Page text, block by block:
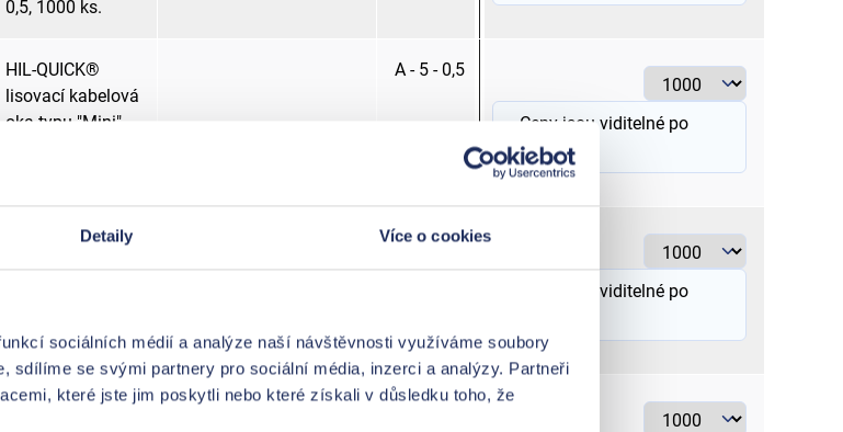
Detaily Více o cookies
sociálních médií a analýze naší návštěvnosti využíváme soubory
sdílíme se svými partnery pro sociální média, inzerci a analýzy. Partneři
které jste jim poskytli nebo které získali v důsledku toho, že
0,5, 1000 ks.
HIL-QUICK®
lisovací kabelová
oka typu "Mini",
A - 5 - 0,5
Ceny jsou viditelné po
přihlášení
HIL-QUICK®
lisovací kabelová
3 - 1,0, 1000 ks.
A - 3 - 1,0 červená
Ceny jsou viditelné po
HIL-QUICK®
pájené A - 4 - 1,0 červená